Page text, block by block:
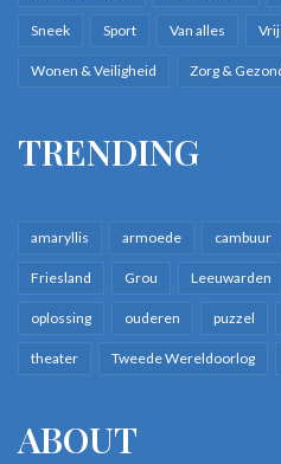
Sneek Sport Van alles
Wonen & Veiligheid Zorg &
TRENDING
amaryllis armoede cambuur
Friesland Grou Leeuwarden
oplossing ouderen puzzel
theater Tweede Wereldoorlog
ABOUT